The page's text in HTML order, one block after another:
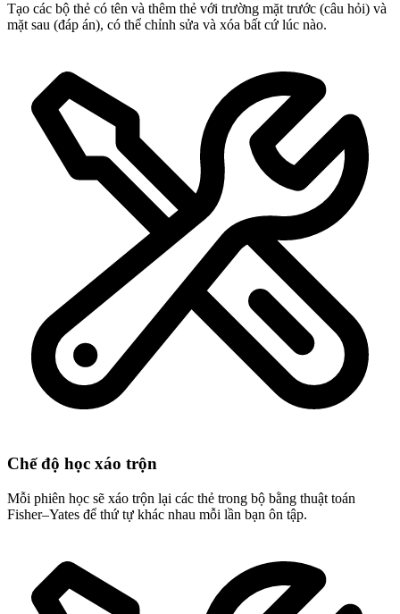
Tạo các bộ thẻ có tên và thêm thẻ với trường mặt trước (câu hỏi) và
mặt sau (đáp án), có thể chỉnh sửa và xóa bất cứ lúc nào.
Chế độ học xáo trộn
Mỗi phiên học sẽ xáo trộn lại các thẻ trong bộ bằng thuật toán
Fisher–Yates để thứ tự khác nhau mỗi lần bạn ôn tập.